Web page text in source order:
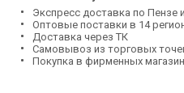
Экспресс доставка по Пензе
Оптовые поставки в 14
Доставка через ТК
Самовывоз из торговых
Покупка в фирменных